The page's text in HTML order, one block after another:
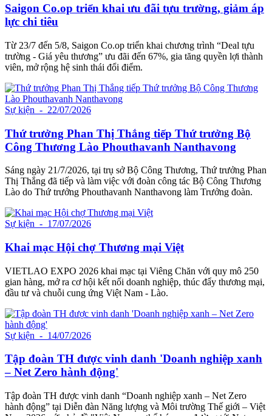
Saigon Co.op triển khai ưu đãi tựu trường, giảm áp
lực chi tiêu
Từ 23/7 đến 5/8, Saigon Co.op triển khai chương trình “Deal tựu
trường - Giá yêu thương” ưu đãi đến 67%, gia tăng quyền lợi thành
viên, mở rộng hệ sinh thái đổi điểm.
Sự kiện - 22/07/2026
Thứ trưởng Phan Thị Thắng tiếp Thứ trưởng Bộ
Công Thương Lào Phouthavanh Nanthavong
Sáng ngày 21/7/2026, tại trụ sở Bộ Công Thương, Thứ trưởng Phan
Thị Thắng đã tiếp và làm việc với đoàn công tác Bộ Công Thương
Lào do Thứ trưởng Phouthavanh Nanthavong làm Trưởng đoàn.
Sự kiện - 17/07/2026
Khai mạc Hội chợ Thương mại Việt
VIETLAO EXPO 2026 khai mạc tại Viêng Chăn với quy mô 250
gian hàng, mở ra cơ hội kết nối doanh nghiệp, thúc đẩy thương mại,
đầu tư và chuỗi cung ứng Việt Nam - Lào.
Sự kiện - 14/07/2026
Tập đoàn TH được vinh danh 'Doanh nghiệp xanh
– Net Zero hành động'
Tập đoàn TH được vinh danh “Doanh nghiệp xanh – Net Zero
hành động” tại Diễn đàn Năng lượng và Môi trường Thế giới – Việt